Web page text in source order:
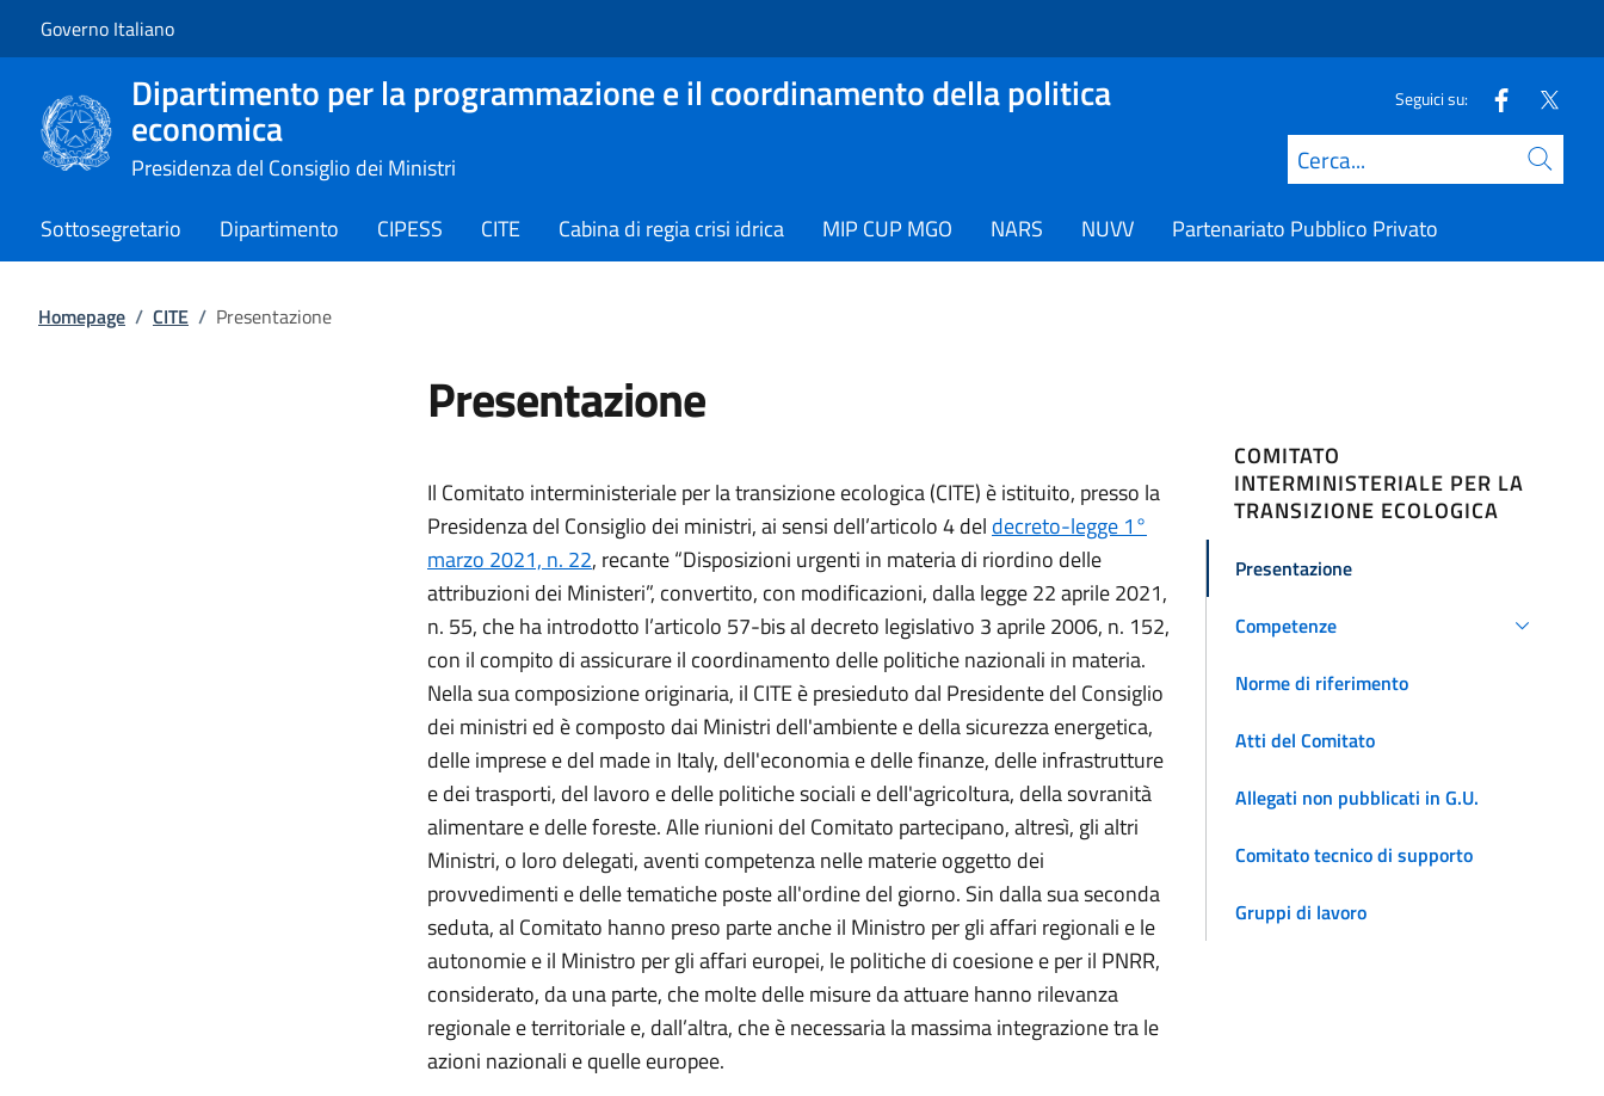
Governo Italiano
Dipartimento per la programmazione e il coordinamento della politica
economica
Presidenza del Consiglio dei Ministri
Seguici su:
Cerca
Sottosegretario Dipartimento CIPESS CITE Cabina di regia crisi idrica MIP CUP MGO NARS NUVV Partenariato Pubblico Privato
Homepage / CITE / Presentazione
Presentazione
Il Comitato interministeriale per la transizione ecologica (CITE) è istituito, presso la
Presidenza del Consiglio dei ministri, ai sensi dell’articolo 4 del decreto-legge 1°
marzo 2021, n. 22, recante “Disposizioni urgenti in materia di riordino delle
attribuzioni dei Ministeri”, convertito, con modificazioni, dalla legge 22 aprile 2021,
n. 55, che ha introdotto l’articolo 57-bis al decreto legislativo 3 aprile 2006, n. 152,
con il compito di assicurare il coordinamento delle politiche nazionali in materia.
Nella sua composizione originaria, il CITE è presieduto dal Presidente del Consiglio
dei ministri ed è composto dai Ministri dell'ambiente e della sicurezza energetica,
delle imprese e del made in Italy, dell'economia e delle finanze, delle infrastrutture
e dei trasporti, del lavoro e delle politiche sociali e dell'agricoltura, della sovranità
alimentare e delle foreste. Alle riunioni del Comitato partecipano, altresì, gli altri
Ministri, o loro delegati, aventi competenza nelle materie oggetto dei
provvedimenti e delle tematiche poste all'ordine del giorno. Sin dalla sua seconda
seduta, al Comitato hanno preso parte anche il Ministro per gli affari regionali e le
autonomie e il Ministro per gli affari europei, le politiche di coesione e per il PNRR,
considerato, da una parte, che molte delle misure da attuare hanno rilevanza
regionale e territoriale e, dall’altra, che è necessaria la massima integrazione tra le
azioni nazionali e quelle europee.
COMITATO
INTERMINISTERIALE PER LA
TRANSIZIONE ECOLOGICA
Presentazione
Competenze
Norme di riferimento
Atti del Comitato
Allegati non pubblicati in G.U.
Comitato tecnico di supporto
Gruppi di lavoro